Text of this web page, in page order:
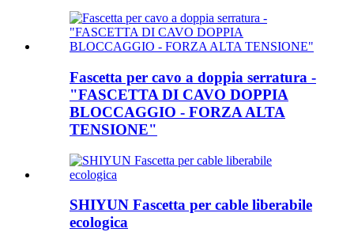
Fascetta per cavo a doppia serratura -
"FASCETTA DI CAVO DOPPIA
BLOCCAGGIO - FORZA ALTA
TENSIONE"
SHIYUN Fascetta per cable liberabile
ecologica